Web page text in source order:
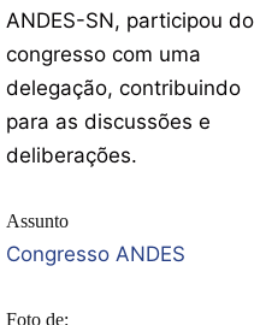
ANDES-SN, participou do
congresso com uma
delegação, contribuindo
para as discussões e
deliberações.
Assunto
Congresso ANDES
Foto de: